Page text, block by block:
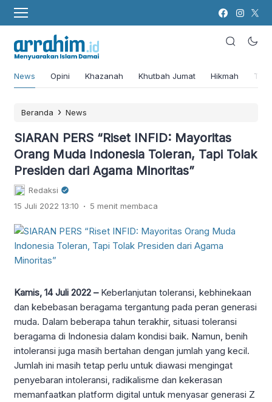
News Opini Khazanah Khutbah Jumat Hikmah
Beranda › News
SIARAN PERS “Riset INFID: Mayoritas
Orang Muda Indonesia Toleran, Tapi Tolak
Presiden dari Agama Minoritas”
Redaksi
15 Juli 2022 13:10 . 5 menit membaca
Kamis, 14 Juli 2022 – Keberlanjutan toleransi, kebhinekaan
dan kebebasan beragama tergantung pada peran generasi
muda. Dalam beberapa tahun terakhir, situasi toleransi
beragama di Indonesia dalam kondisi baik. Namun, benih
intoleransi juga masih bertahan dengan jumlah yang kecil.
Jumlah ini masih tetap perlu untuk diawasi mengingat
penyebaran intoleransi, radikalisme dan kekerasan
memanfaatkan platform digital untuk menyasar generasi Z